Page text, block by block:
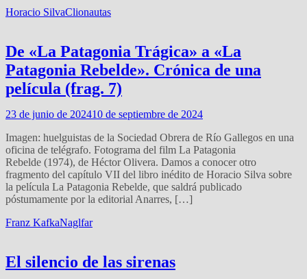
Horacio SilvaClionautas
De «La Patagonia Trágica» a «La
Patagonia Rebelde». Crónica de una
película (frag. 7)
23 de junio de 202410 de septiembre de 2024
Imagen: huelguistas de la Sociedad Obrera de Río Gallegos en una
oficina de telégrafo. Fotograma del film La Patagonia
Rebelde (1974), de Héctor Olivera. Damos a conocer otro
fragmento del capítulo VII del libro inédito de Horacio Silva sobre
la película La Patagonia Rebelde, que saldrá publicado
póstumamente por la editorial Anarres, […]
Franz KafkaNaglfar
El silencio de las sirenas